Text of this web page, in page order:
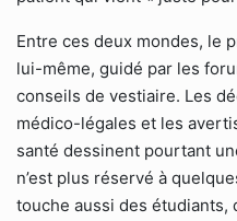
Entre ces deux mondes, le
lui-même, guidé par les
conseils de vestiaire. Les
médico-légales et les
santé dessinent pourtant
n’est plus réservé à
touche aussi des étudiants,